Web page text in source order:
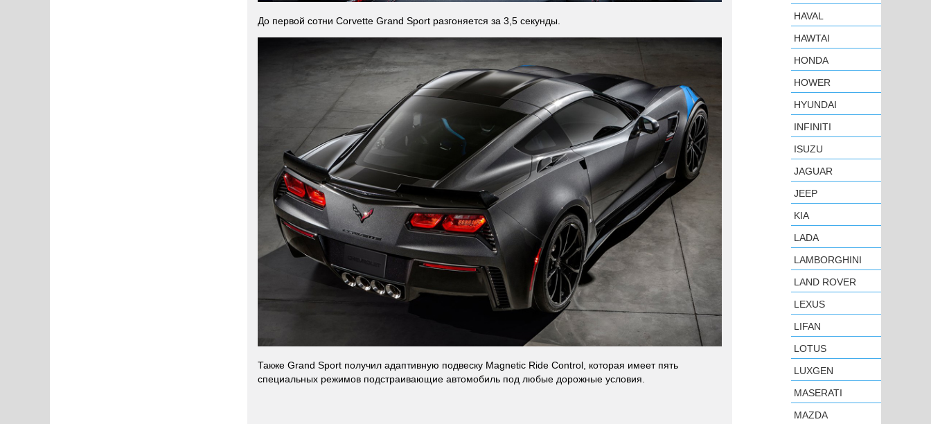
До первой сотни Corvette Grand Sport разгоняется за 3,5 секунды.
Также Grand Sport получил адаптивную подвеску Magnetic Ride Control, которая имеет пять
специальных режимов подстраивающие автомобиль под любые дорожные условия.
HAVAL
HAWTAI
HONDA
HOWER
HYUNDAI
INFINITI
ISUZU
JAGUAR
JEEP
KIA
LADA
LAMBORGHINI
LAND ROVER
LEXUS
LIFAN
LOTUS
LUXGEN
MASERATI
MAZDA